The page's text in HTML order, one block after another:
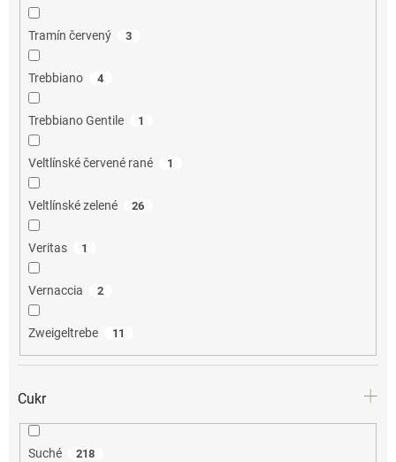
Tramín červený 3
Trebbiano 4
Trebbiano Gentile 1
Veltlínské červené rané 1
Veltlínské zelené 26
Veritas 1
Vernaccia 2
Zweigeltrebe 11
Cukr
Suché 218